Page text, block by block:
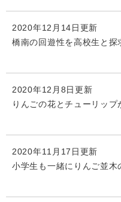
2020年12月14日更新
橋南の回遊性を高校生と探
2020年12月8日更新
りんごの花とチューリッ
2020年11月17日更新
小学生も一緒にりんご並木